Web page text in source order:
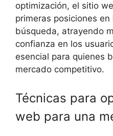
optimización, el sitio
primeras posiciones
búsqueda, atrayendo
confianza en los
esencial para quienes
mercado competitivo.
Técnicas para
web para una